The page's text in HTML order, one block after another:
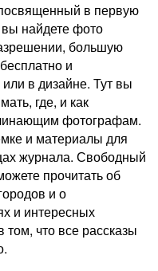
в первую
найдете фото
большую
и
в дизайне. Тут вы
где, и как
фотографам.
и материалы для
журнала. Свободный
прочитать об
и о
и интересных
том, что все рассказы